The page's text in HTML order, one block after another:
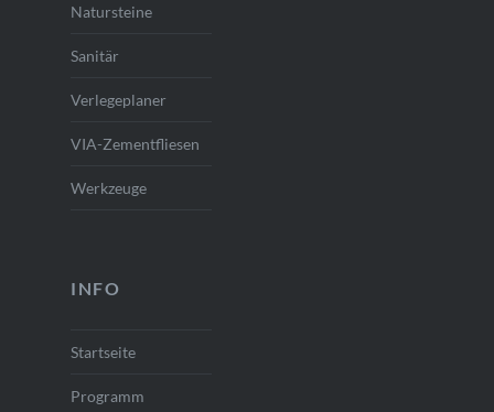
Natursteine
Sanitär
Verlegeplaner
VIA-Zementfliesen
Werkzeuge
INFO
Startseite
Programm